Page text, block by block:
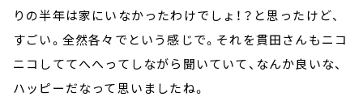
りの半年は家にいなかったわけでしょ！？と思ったけど、
すごい。全然各々でという感じで。それを貫田さんもニコ
ニコしててへへってしながら聞いていて、なんか良いな、
ハッピーだなって思いましたね。